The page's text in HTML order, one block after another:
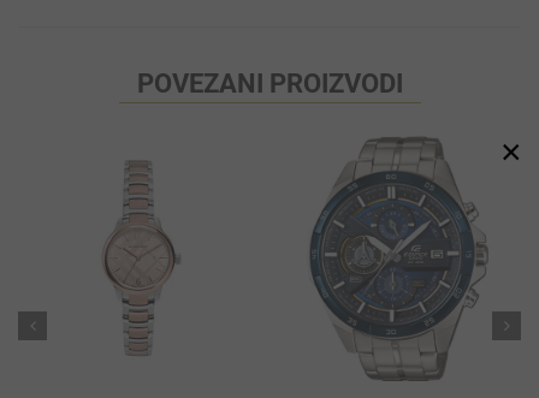
POVEZANI PROIZVODI
×